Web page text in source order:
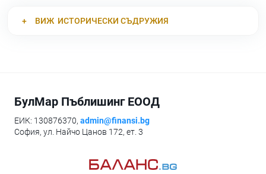
ВИЖ ИСТОРИЧЕСКИ СЪДРУЖИЯ
БулМар Пъблишинг ЕООД
ЕИК: 130876370, admin@finansi.bg
София, ул. Найчо Цанов 172, ет. 3